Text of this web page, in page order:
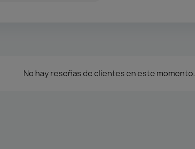
No hay reseñas de clientes en este momento.